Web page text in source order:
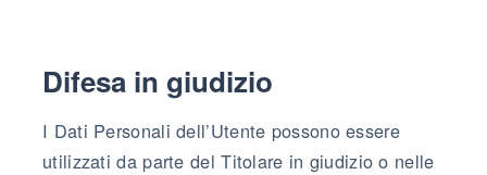
Difesa in giudizio
I Dati Personali dell’Utente possono essere
utilizzati da parte del Titolare in giudizio o nelle